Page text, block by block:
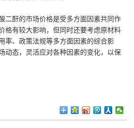
二酐的市场价格是受多方面因素共同作
格有较大影响，但同时还要考虑原材料
率、政策法规等多方面因素的综合影
动态，灵活应对各种因素的变化，以保